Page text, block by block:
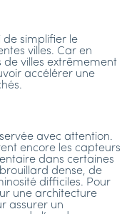
de simplifier le
villes. Car en
villes extrêmement
accélérer une
avec attention.
encore les capteurs
dans certaines
dense, de
difficiles. Pour
une architecture
assurer un